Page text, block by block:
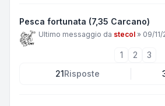
Pesca fortunata (7,35 Carcano)
Ultimo messaggio da stecol » 09/11/
1 2
3
21Risposte